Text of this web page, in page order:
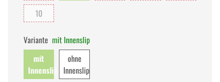
10
Variante mit Innenslip
mit
Innenslip
ohne
Innenslip